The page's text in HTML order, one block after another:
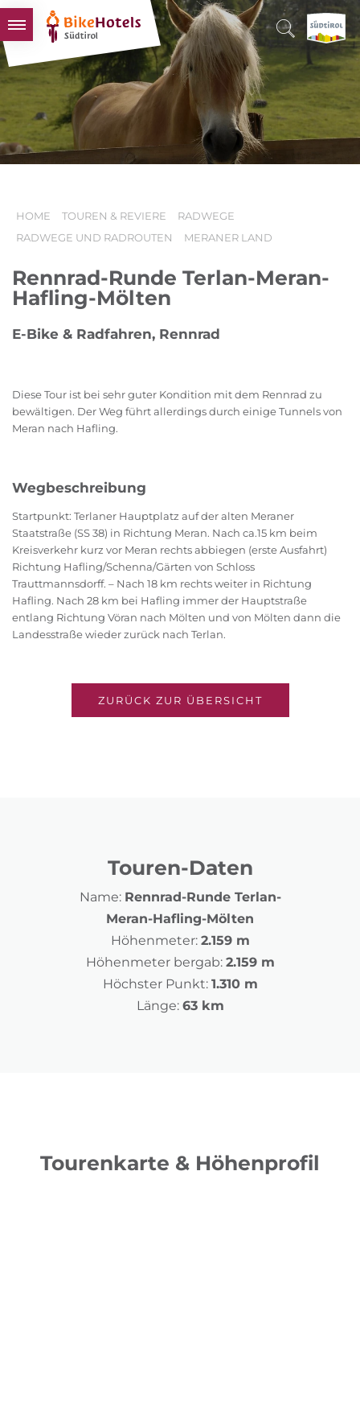
BIKEHOTELS
HOTELS & PAKETE
TOUREN & REVIERE
SÜDTIROL & WIR
HOME TOUREN & REVIERE
RADWEGE
RADWEGE UND RADROUTEN
MERANER LAND
Rennrad-Runde Terlan-Meran-
Hafling-Mölten
E-Bike & Radfahren, Rennrad
Diese Tour ist bei sehr guter Kondition mit dem Rennrad zu
bewältigen. Der Weg führt allerdings durch einige Tunnels von
Meran nach Hafling.
Wegbeschreibung
Startpunkt: Terlaner Hauptplatz auf der alten Meraner
Staatstraße (SS 38) in Richtung Meran. Nach ca.15 km beim
Kreisverkehr kurz vor Meran rechts abbiegen (erste Ausfahrt)
Richtung Hafling/Schenna/Gärten von Schloss
Trauttmannsdorff. – Nach 18 km rechts weiter in Richtung
Hafling. Nach 28 km bei Hafling immer der Hauptstraße
entlang Richtung Vöran nach Mölten und von Mölten dann die
Landesstraße wieder zurück nach Terlan.
ZURÜCK ZUR ÜBERSICHT
Touren-Daten
Name: Rennrad-Runde Terlan-
Meran-Hafling-Mölten
Höhenmeter: 2.159 m
Höhenmeter bergab: 2.159 m
Höchster Punkt: 1.310 m
Länge: 63 km
Tourenkarte & Höhenprofil